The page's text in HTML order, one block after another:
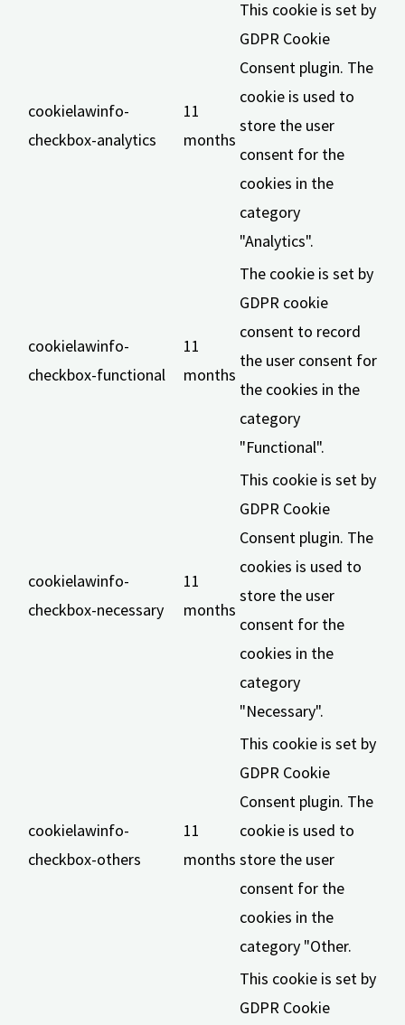
cookielawinfo-
checkbox-analytics
11
months
This cookie is set by
GDPR Cookie
Consent plugin. The
cookie is used to
store the user
consent for the
cookies in the
category
"Analytics".
cookielawinfo-
checkbox-functional
11
months
The cookie is set by
GDPR cookie
consent to record
the user consent for
the cookies in the
category
"Functional".
cookielawinfo-
checkbox-necessary
11
months
This cookie is set by
GDPR Cookie
Consent plugin. The
cookies is used to
store the user
consent for the
cookies in the
category
"Necessary".
cookielawinfo-
checkbox-others
11
months
This cookie is set by
GDPR Cookie
Consent plugin. The
cookie is used to
store the user
consent for the
cookies in the
category "Other.
This cookie is set by
GDPR Cookie